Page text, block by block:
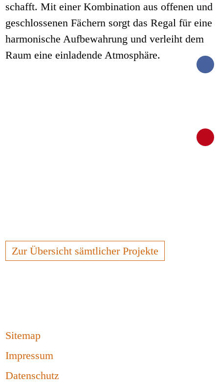
schafft. Mit einer Kombination aus offenen und
geschlossenen Fächern sorgt das Regal für eine
harmonische Aufbewahrung und verleiht dem
Raum eine einladende Atmosphäre.
Zur Übersicht sämtlicher Projekte
Sitemap
Impressum
Datenschutz